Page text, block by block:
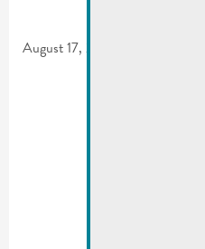
August 17, 2016